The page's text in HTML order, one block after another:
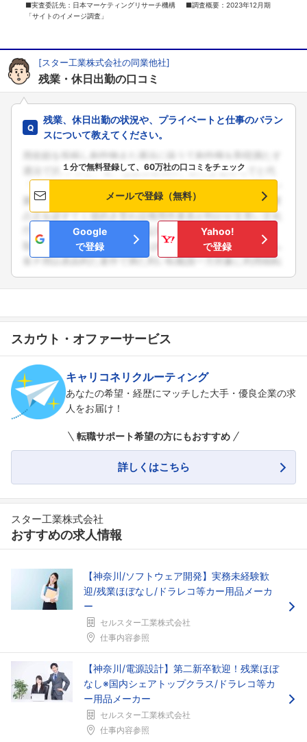
■実査委託先：日本マーケティングリサーチ機構 ■調査概要：2023年12月期
「サイトのイメージ調査」
[スター工業株式会社の同業他社]
残業・休日出勤の口コミ
残業、休日出勤の状況や、プライベートと仕事のバラン
スについて教えてください。
１分で無料登録して、60万社の口コミをチェック
メールで登録（無料）
Google
で登録
Yahoo!
で登録
スカウト・オファーサービス
キャリコネリクルーティング
あなたの希望・経歴にマッチした大手・優良企業の求
人をお届け！
転職サポート希望の方にもおすすめ
詳しくはこちら
スター工業株式会社
おすすめの求人情報
【神奈川/ソフトウェア開発】実務未経験歓
迎/残業ほぼなし/ドラレコ等カー用品メーカ
ー
セルスター工業株式会社
仕事内容参照
【神奈川/電源設計】第二新卒歓迎！残業ほぼ
なし※国内シェアトップクラス/ドラレコ等カ
ー用品メーカー
セルスター工業株式会社
仕事内容参照